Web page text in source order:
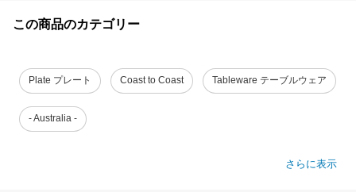
この商品のカテゴリー
Plate プレート Coast to Coast Tableware テーブルウェア
- Australia -
さらに表示